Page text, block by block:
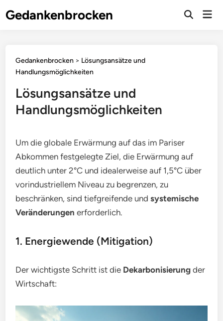
toGedankenbrocken
Open
Gedankenbrocken > Lösungsansätze und
Handlungsmöglichkeiten
Lösungsansätze und
Handlungsmöglichkeiten
Um die globale Erwärmung auf das im Pariser
Abkommen festgelegte Ziel, die Erwärmung auf
deutlich unter 2°C und idealerweise auf 1,5°C über
vorindustriellem Niveau zu begrenzen, zu
beschränken, sind tiefgreifende undsystemische
Veränderungen erforderlich.
1. Energiewende (Mitigation)
Der wichtigste Schritt ist die Dekarbonisierung der
Wirtschaft: